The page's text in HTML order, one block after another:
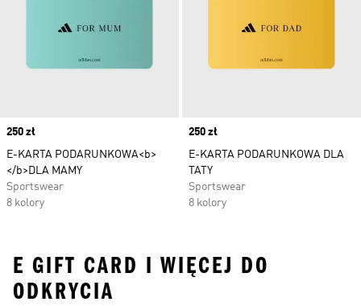
Price
250 zł
E-KARTA PODARUNKOWA<b>
</b>DLA MAMY
Sportswear
8 kolory
Price
250 zł
E-KARTA PODARUNKOWA DLA
TATY
Sportswear
8 kolory
E GIFT CARD I WIĘCEJ DO
ODKRYCIA